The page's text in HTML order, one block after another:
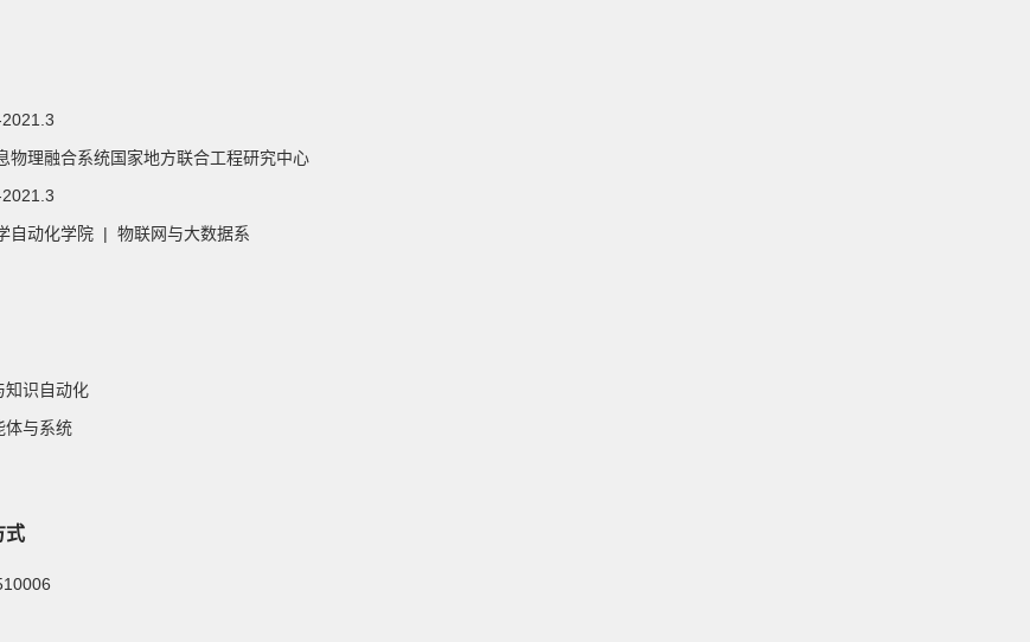
物理融合系统国家地方联合工程研究中心
自动化学院 | 物联网与大数据系
识自动化
与系统
式